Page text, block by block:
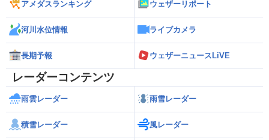
アメダスランキング ウェザーリポート
河川水位情報 ライブカメラ
長期予報 ウェザーニュースLiVE
レーダーコンテンツ
雨雲レーダー 雨雪レーダー
積雪レーダー 風レーダー